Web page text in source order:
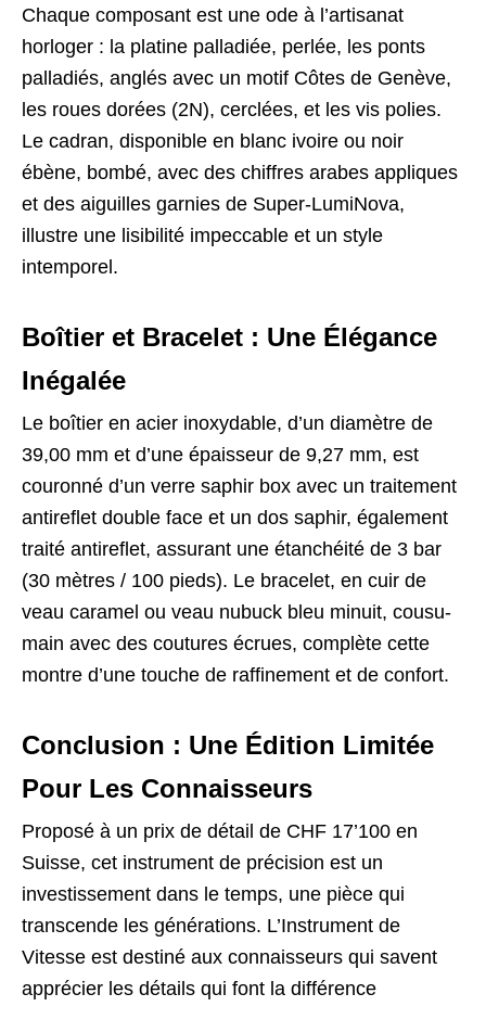
Chaque composant est une ode à l’artisanat
horloger : la platine palladiée, perlée, les ponts
palladiés, anglés avec un motif Côtes de Genève,
les roues dorées (2N), cerclées, et les vis polies.
Le cadran, disponible en blanc ivoire ou noir
ébène, bombé, avec des chiffres arabes appliques
et des aiguilles garnies de Super-LumiNova,
illustre une lisibilité impeccable et un style
intemporel.
Boîtier et Bracelet : Une Élégance
Inégalée
Le boîtier en acier inoxydable, d’un diamètre de
39,00 mm et d’une épaisseur de 9,27 mm, est
couronné d’un verre saphir box avec un traitement
antireflet double face et un dos saphir, également
traité antireflet, assurant une étanchéité de 3 bar
(30 mètres / 100 pieds). Le bracelet, en cuir de
veau caramel ou veau nubuck bleu minuit, cousu-
main avec des coutures écrues, complète cette
montre d’une touche de raffinement et de confort.
Conclusion : Une Édition Limitée
Pour Les Connaisseurs
Proposé à un prix de détail de CHF 17’100 en
Suisse, cet instrument de précision est un
investissement dans le temps, une pièce qui
transcende les générations. L’Instrument de
Vitesse est destiné aux connaisseurs qui savent
apprécier les détails qui font la différence